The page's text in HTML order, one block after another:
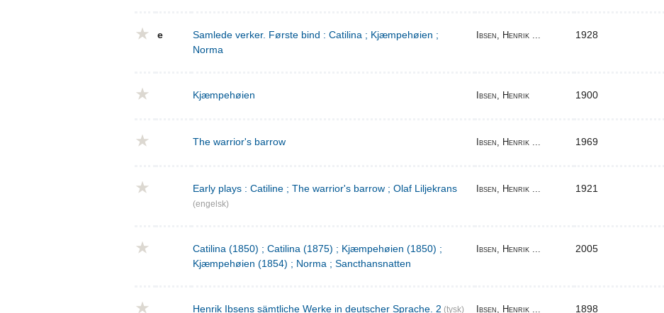
e
Samlede verker. Første bind : Catilina ; Kjæmpehøien ;
Norma
Ibsen, Henrik ... 1928
Kjæmpehøien Ibsen, Henrik 1900
The warrior's barrow Ibsen, Henrik ... 1969
Early plays : Catiline ; The warrior's barrow ; Olaf Liljekrans
(engelsk)
Ibsen, Henrik ... 1921
Catilina (1850) ; Catilina (1875) ; Kjæmpehøien (1850) ;
Kjæmpehøien (1854) ; Norma ; Sancthansnatten
Ibsen, Henrik ... 2005
Henrik Ibsens sämtliche Werke in deutscher Sprache. 2 (tysk) Ibsen, Henrik ... 1898